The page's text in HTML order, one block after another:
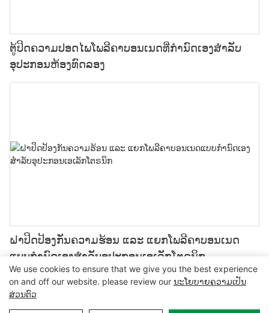
ຕູ້ປິດຄວາມປອດໄພໂພລີຄາບອນເນດທີ່ກຳນົດເອງສຳລັບ
ອຸປະກອນຫ້ອງທົດລອງ
ຝາປິດປ້ອງກັນຄວາມຮ້ອນ ແລະ ແຍກໂພລີຄາບອນເນດ
ແບບກຳນົດເອງສຳລັບອຸປະກອນເອເລັກໂຕຣນິກ
We use cookies to ensure that we give you the best experience
on and off our website. please review our ນະໂຍບາຍຄວາມເປັນ
ສ່ວນຕົວ